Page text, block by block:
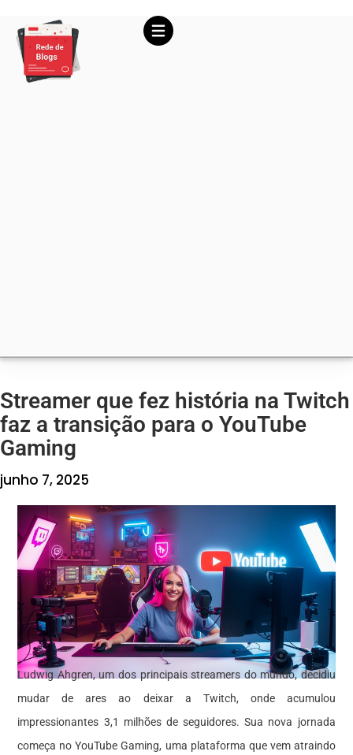
Streamer que fez história na Twitch
faz a transição para o YouTube
Gaming
junho 7, 2025
Ludwig Ahgren, um dos principais streamers do mundo, decidiu
mudar de ares ao deixar a Twitch, onde acumulou
impressionantes 3,1 milhões de seguidores. Sua nova jornada
começa no YouTube Gaming, uma plataforma que vem atraindo